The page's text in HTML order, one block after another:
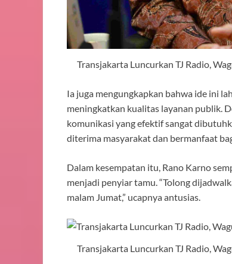
Transjakarta Luncurkan TJ Radio,
Ia juga mengungkapkan bahwa ide ini
meningkatkan kualitas layanan publik.
komunikasi yang efektif sangat
diterima masyarakat dan bermanfaat
Dalam kesempatan itu, Rano Karno
menjadi penyiar tamu. “Tolong
malam Jumat,” ucapnya antusias.
Transjakarta Luncurkan TJ Radio,